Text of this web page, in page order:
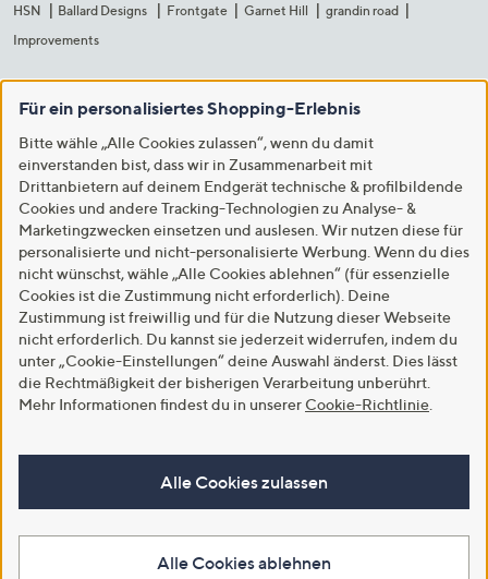
HSN
Ballard Designs Frontgate Garnet Hill
grandin road
Improvements
Für ein personalisiertes Shopping-Erlebnis
Bitte wähle „Alle Cookies zulassen“, wenn du damit
einverstanden bist, dass wir in Zusammenarbeit mit
Drittanbietern auf deinem Endgerät technische & profilbildende
Cookies und andere Tracking-Technologien zu Analyse- &
Marketingzwecken einsetzen und auslesen. Wir nutzen diese für
personalisierte und nicht-personalisierte Werbung. Wenn du dies
nicht wünschst, wähle „Alle Cookies ablehnen“ (für essenzielle
Cookies ist die Zustimmung nicht erforderlich). Deine
Zustimmung ist freiwillig und für die Nutzung dieser Webseite
nicht erforderlich. Du kannst sie jederzeit widerrufen, indem du
unter „Cookie-Einstellungen“ deine Auswahl änderst. Dies lässt
die Rechtmäßigkeit der bisherigen Verarbeitung unberührt.
Mehr Informationen findest du in unserer Cookie-Richtlinie
Alle Cookies zulassen
Alle Cookies ablehnen